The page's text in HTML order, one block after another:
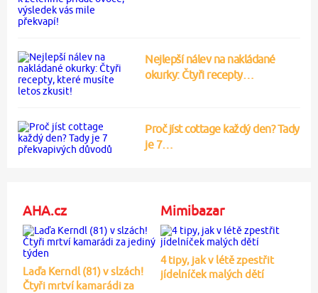
Nejlepší nálev na nakládané
okurky: Čtyři recepty…
Proč jíst cottage každý den? Tady
je 7…
AHA.cz
Laďa Kerndl (81) v slzách!
Čtyři mrtví kamarádi za
Mimibazar
4 tipy, jak v létě zpestřit
jídelníček malých dětí